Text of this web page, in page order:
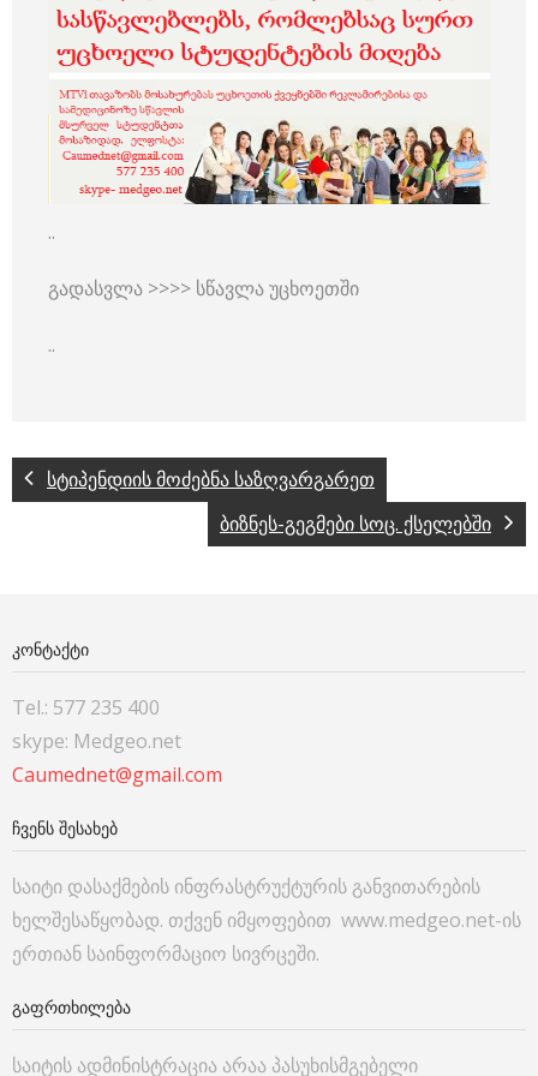
..
გადასვლა >>>> სწავლა უცხოეთში
..
სტიპენდიის მოძებნა საზღვარგარეთ
ბიზნეს-გეგმები სოც. ქსელებში
ᲙᲝᲜᲢᲐᲥᲢᲘ
Tel.: 577 235 400
skype: Medgeo.net
Caumednet@gmail.com
ᲩᲕᲔᲜᲡ ᲨᲔᲡᲐᲮᲔᲑ
საიტი დასაქმების ინფრასტრუქტურის განვითარების
ხელშესაწყობად. თქვენ იმყოფებით www.medgeo.net-ის
ერთიან საინფორმაციო სივრცეში.
ᲒᲐᲤᲠᲗᲮᲘᲚᲔᲑᲐ
საიტის ადმინისტრაცია არაა პასუხისმგებელი